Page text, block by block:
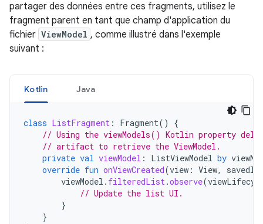
partager des données entre ces fragments, utilisez le
fragment parent en tant que champ d'application du
fichier ViewModel , comme illustré dans l'exemple
suivant :
Kotlin Java
class ListFragment : Fragment()
{
// Using the viewModels() Kotlin property
// artifact to retrieve the ViewModel.
private val viewModel : ListViewModel by
override fun onViewCreated(view : View,
viewModel . filteredList.observe(
// Update the list UI.
}
}